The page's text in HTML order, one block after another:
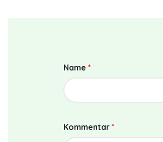
Name *
Kommentar *